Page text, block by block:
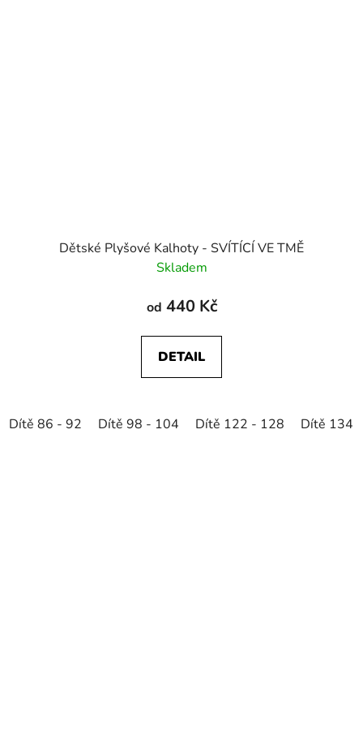
Dětské Plyšové Kalhoty - SVÍTÍCÍ VE TMĚ
Skladem
od 440 Kč
DETAIL
Dítě 86 - 92 Dítě 98 - 104 Dítě 122 - 128 Dítě 134